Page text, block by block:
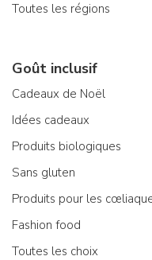
Toutes les régions
Goût inclusif
Cadeaux de Noël
Idées cadeaux
Produits biologiques
Sans gluten
Produits pour les
Fashion food
Toutes les choix